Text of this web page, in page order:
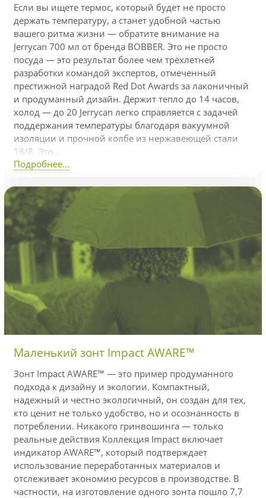
Если вы ищете термос, который будет не просто
держать температуру, а станет удобной частью
вашего ритма жизни — обратите внимание на
Jerrycan 700 мл от бренда BOBBER. Это не просто
посуда — это результат более чем трёхлетней
разработки командой экспертов, отмеченный
престижной наградой Red Dot Awards за лаконичный
и продуманный дизайн. Держит тепло до 14 часов,
холод — до 20 Jerrycan легко справляется с задачей
поддержания температуры благодаря вакуумной
изоляции и прочной колбе из нержавеющей стали
18/8. Это...
Подробнее...
Маленький зонт Impact AWARE™
Зонт Impact AWARE™ — это пример продуманного
подхода к дизайну и экологии. Компактный,
надежный и честно экологичный, он создан для тех,
кто ценит не только удобство, но и осознанность в
потреблении. Никакого гринвошинга — только
реальные действия Коллекция Impact включает
индикатор AWARE™, который подтверждает
использование переработанных материалов и
отслеживает экономию ресурсов в производстве. В
частности, на изготовление одного зонта пошло 7,7